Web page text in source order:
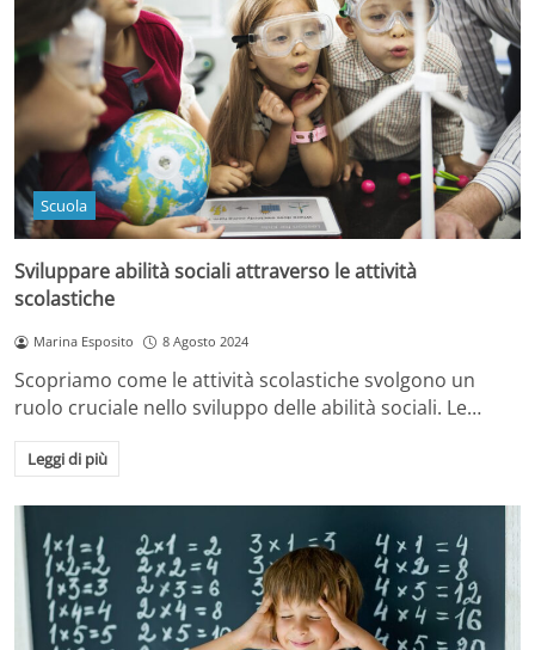
Scuola
Sviluppare abilità sociali attraverso le attività
scolastiche
Marina Esposito 8 Agosto 2024
Scopriamo come le attività scolastiche svolgono un
ruolo cruciale nello sviluppo delle abilità sociali. Le…
Leggi di più